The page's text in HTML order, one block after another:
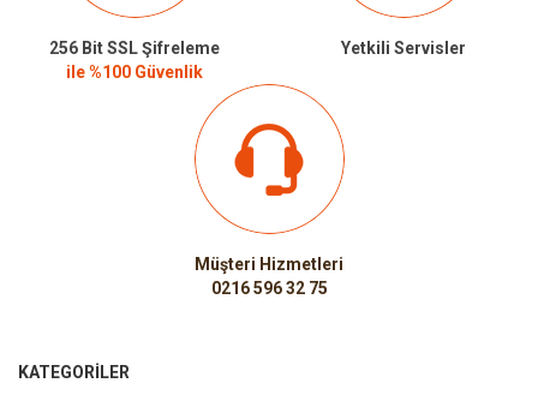
256 Bit SSL Şifreleme
ile %100 Güvenlik
Yetkili Servisler
Müşteri Hizmetleri
0216 596 32 75
KATEGORILER